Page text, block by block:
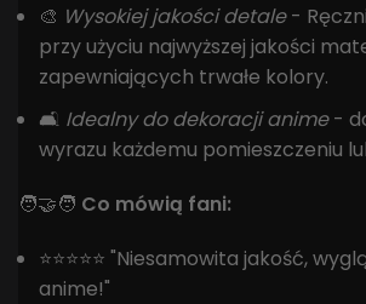
🎨 Wysokiej jakości detale-
przy użyciu najwyższej jakości
zapewniających trwałe kolory.
🛋️ Idealny do dekoracji anime-
wyrazu każdemu pomieszczeniu
🧑‍🤝‍🧑 Co mówią fani:
⭐️⭐️⭐️⭐️⭐️ "Niesamowita jakość,
anime!"